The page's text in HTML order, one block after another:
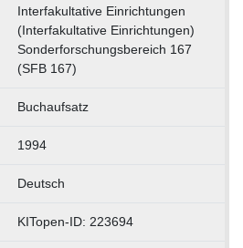
Interfakultative Einrichtungen
(Interfakultative Einrichtungen)
Sonderforschungsbereich 167
(SFB 167)
Buchaufsatz
1994
Deutsch
KITopen-ID: 223694